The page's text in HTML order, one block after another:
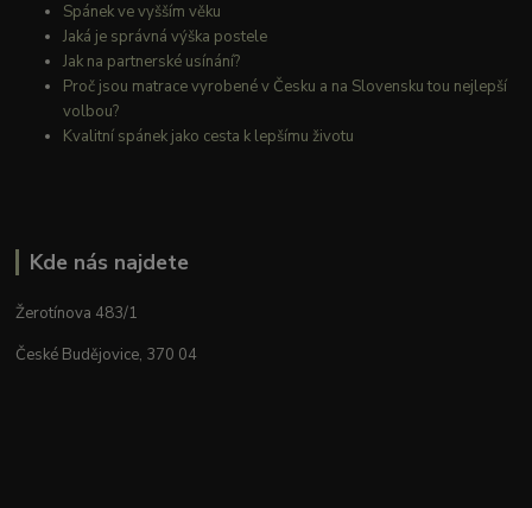
Spánek ve vyšším věku
Jaká je správná výška postele
Jak na partnerské usínání?
Proč jsou matrace vyrobené v Česku a na Slovensku tou nejlepší
volbou?
Kvalitní spánek jako cesta k lepšímu životu
Kde nás najdete
Žerotínova 483/1
České Budějovice, 370 04